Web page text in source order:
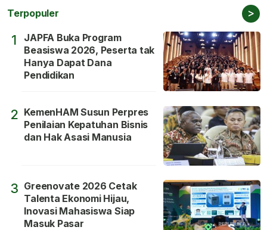
Terpopuler >
1
JAPFA Buka Program
Beasiswa 2026, Peserta tak
Hanya Dapat Dana
Pendidikan
2 KemenHAM Susun Perpres
Penilaian Kepatuhan Bisnis
dan Hak Asasi Manusia
3 Greenovate 2026 Cetak
Talenta Ekonomi Hijau,
Inovasi Mahasiswa Siap
Masuk Pasar